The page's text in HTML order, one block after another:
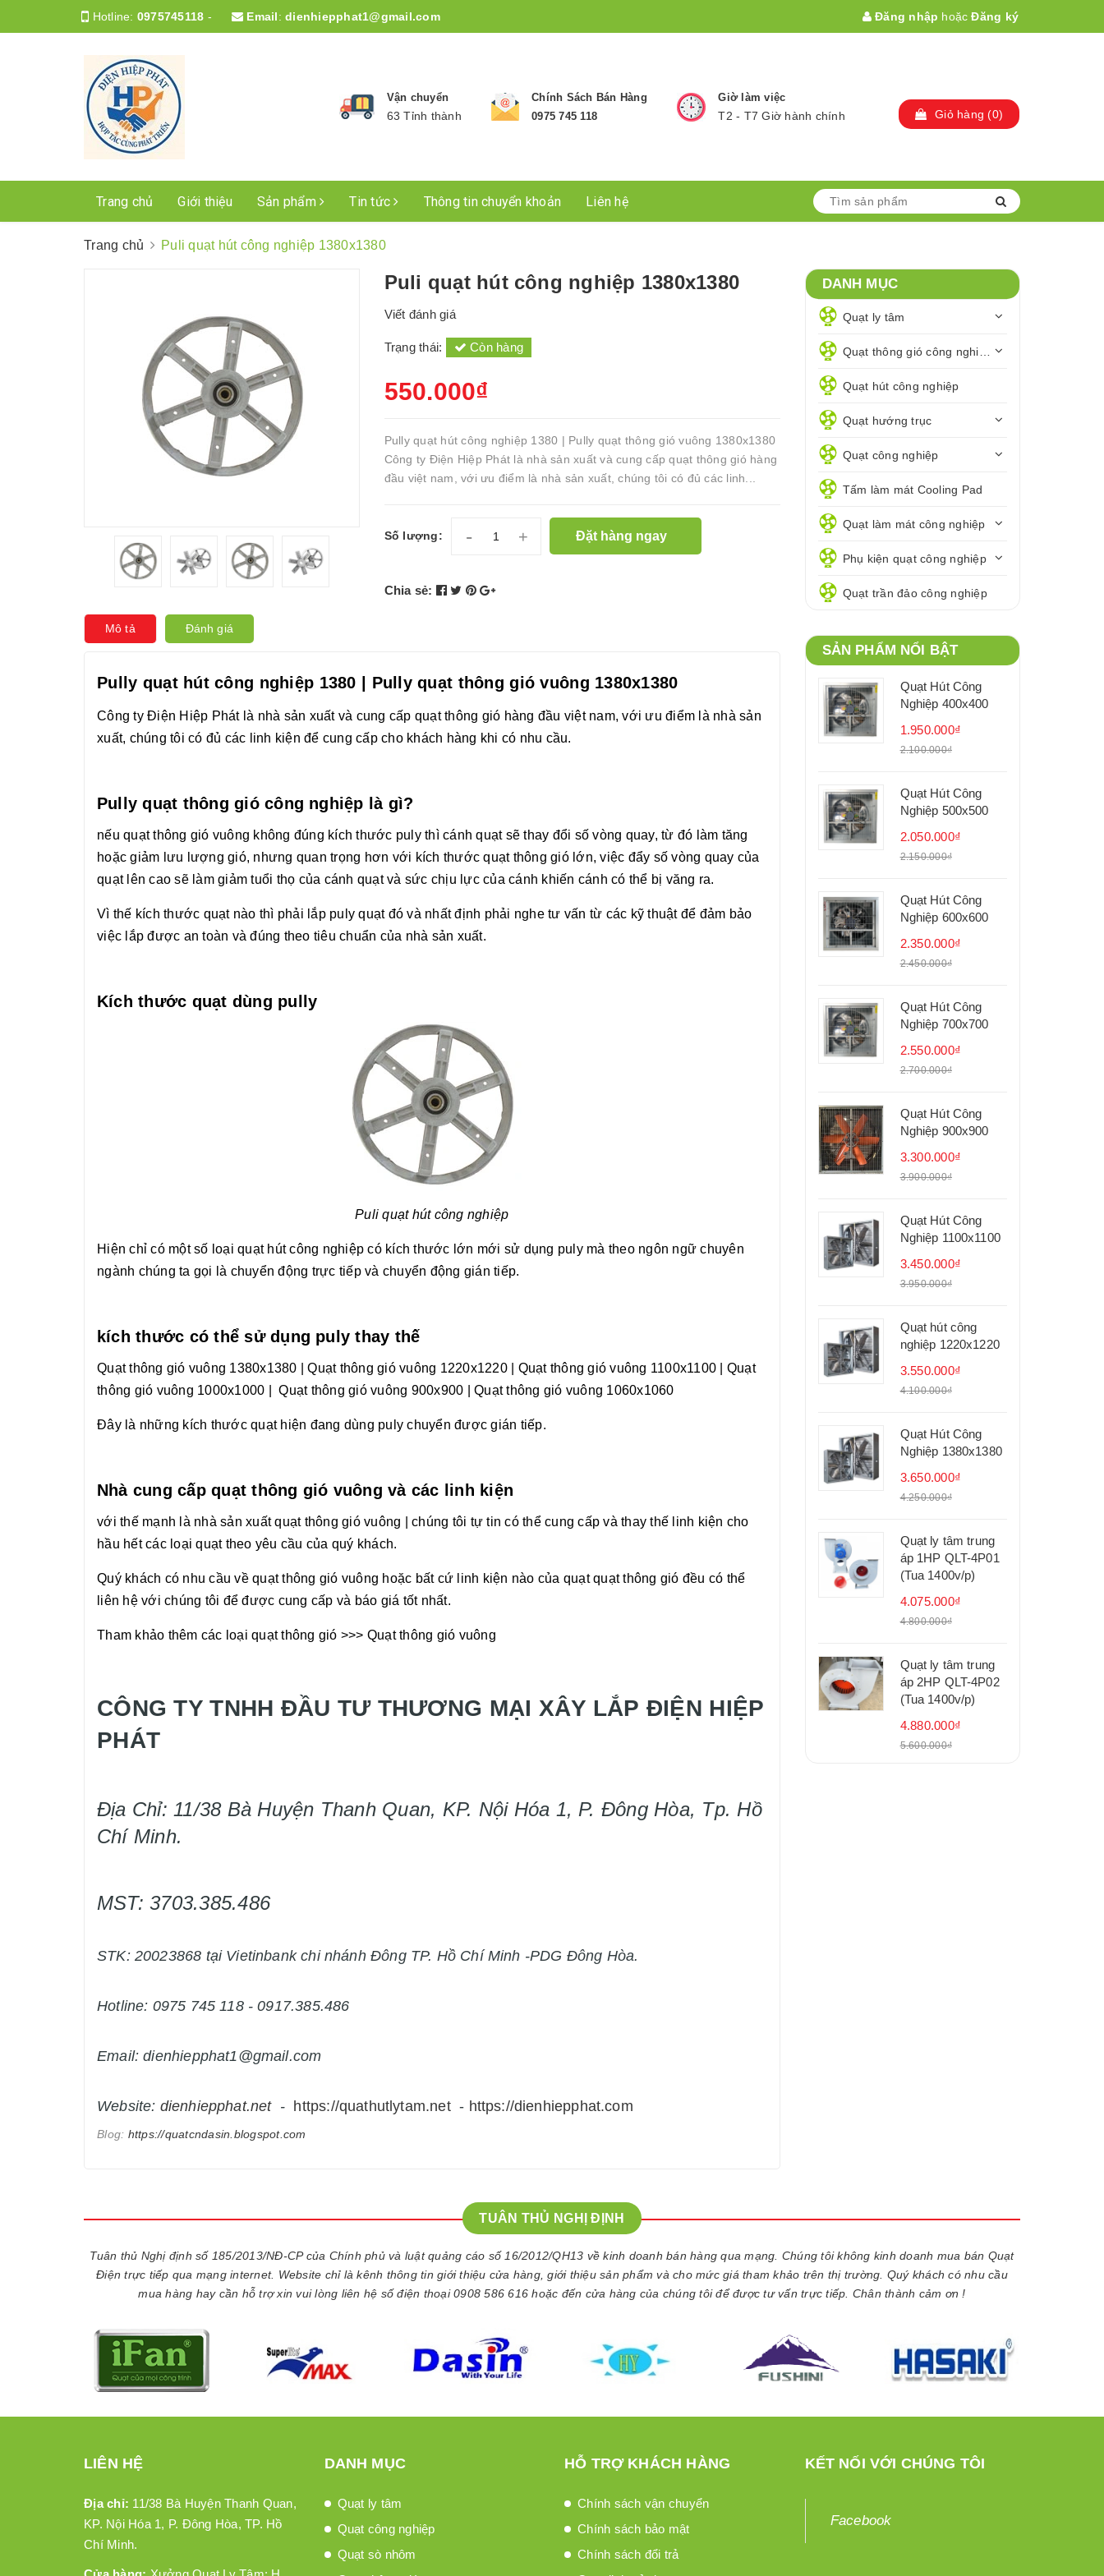
Hotline: 0975745118 - Email: dienhiepphat1@gmail.com Đăng nhập hoặc Đăng ký
Vận chuyển
63 Tỉnh thành
Chính Sách Bán Hàng
0975 745 118
Giờ làm việc
T2 - T7 Giờ hành chính Giỏ hàng (0)
Trang chủ Giới thiệu Sản phẩm Tin tức Thông tin chuyển khoản Liên hệ
Trang chủ Puli quạt hút công nghiệp 1380x1380
Puli quạt hút công nghiệp 1380x1380
Viết đánh giá
Trạng thái: Còn hàng
550.000₫
Pully quạt hút công nghiệp 1380 | Pully quạt thông gió vuông 1380x1380
Công ty Điện Hiệp Phát là nhà sản xuất và cung cấp quạt thông gió hàng
đầu việt nam, với ưu điểm là nhà sản xuất, chúng tôi có đủ các linh...
Số lượng: - + Đặt hàng ngay
Chia sẻ:
Mô tả Đánh giá
Pully quạt hút công nghiệp 1380 | Pully quạt thông gió vuông 1380x1380
Công ty Điện Hiệp Phát là nhà sản xuất và cung cấp quạt thông gió hàng đầu việt nam, với ưu điểm là nhà sản
xuất, chúng tôi có đủ các linh kiện để cung cấp cho khách hàng khi có nhu cầu.
Pully quạt thông gió công nghiệp là gì?
nếu quạt thông gió vuông không đúng kích thước puly thì cánh quạt sẽ thay đổi số vòng quay, từ đó làm tăng
hoặc giảm lưu lượng gió, nhưng quan trọng hơn với kích thước quạt thông gió lớn, việc đẩy số vòng quay của
quạt lên cao sẽ làm giảm tuổi thọ của cánh quạt và sức chịu lực của cánh khiến cánh có thể bị văng ra.
Vì thế kích thước quạt nào thì phải lắp puly quạt đó và nhất định phải nghe tư vấn từ các kỹ thuật để đảm bảo
việc lắp được an toàn và đúng theo tiêu chuẩn của nhà sản xuất.
Kích thước quạt dùng pully
Puli quạt hút công nghiệp
Hiện chỉ có một số loại quạt hút công nghiệp có kích thước lớn mới sử dụng puly mà theo ngôn ngữ chuyên
ngành chúng ta gọi là chuyển động trực tiếp và chuyển động gián tiếp.
kích thước có thể sử dụng puly thay thế
Quạt thông gió vuông 1380x1380 |Quạt thông gió vuông 1220x1220| Quạt thông gió vuông 1100x1100
Quạt
thông gió vuông 1000x1000 |Quạt thông gió vuông 900x900 Quạt thông gió vuông 1060x1060
Đây là những kích thước quạt hiện đang dùng puly chuyển được gián tiếp.
Nhà cung cấp quạt thông gió vuông và các linh kiện
với thế mạnh là nhà sản xuất quạt thông gió vuông | chúng tôi tự tin có thể cung cấp và thay thế linh kiện cho
hầu hết các loại quạt theo yêu cầu của quý khách.
Quý khách có nhu cầu về quạt thông gió vuông hoặc bất cứ linh kiện nào của quạt quạt thông gió đều có thể
liên hệ với chúng tôi để được cung cấp và báo giá tốt nhất.
Tham khảo thêm các loại quạt thông gió >>> Quạt thông gió vuông
CÔNG TY TNHH ĐẦU TƯ THƯƠNG MẠI XÂY LẮP ĐIỆN HIỆP
PHÁT
Địa Chỉ: 11/38 Bà Huyện Thanh Quan, KP. Nội Hóa 1, P. Đông Hòa, Tp. Hồ
Chí Minh.
MST: 3703.385.486
STK: 20023868 tại Vietinbank chi nhánh Đông TP. Hồ Chí Minh -PDG Đông Hòa.
Hotline: 0975 745 118 - 0917.385.486
Email: dienhiepphat1@gmail.com
Website: dienhiepphat.net - https://quathutlytam.net- https://dienhiepphat.com
Blog: https://quatcndasin.blogspot.com
DANH MỤC
Quạt ly tâm
Quạt hút công nghiệp
Quạt hướng trục
Quạt công nghiệp
Tấm làm mát Cooling Pad
Quạt làm mát công nghiệp
Phụ kiện quạt công nghiệp
Quạt trần đảo công nghiệp
SẢN PHẨM NỔI BẬT
Quạt Hút Công
Nghiệp 400x400
1.950.000₫
2.100.000₫
Quạt Hút Công
Nghiệp 500x500
2.050.000₫
2.150.000₫
Quạt Hút Công
Nghiệp 600x600
2.350.000₫
2.450.000₫
Quạt Hút Công
Nghiệp 700x700
2.550.000₫
2.700.000₫
Quạt Hút Công
Nghiệp 900x900
3.300.000₫
3.900.000₫
Quạt Hút Công
Nghiệp 1100x1100
3.450.000₫
3.950.000₫
Quạt hút công
nghiệp 1220x1220
3.550.000₫
4.100.000₫
Quạt Hút Công
Nghiệp 1380x1380
3.650.000₫
4.250.000₫
Quạt ly tâm trung
áp 1HP QLT-4P01
(Tua 1400v/p)
4.075.000₫
4.800.000₫
Quạt ly tâm trung
áp 2HP QLT-4P02
(Tua 1400v/p)
4.880.000₫
5.600.000₫
TUÂN THỦ NGHỊ ĐỊNH
Tuân thủ Nghị định số 185/2013/NĐ-CP của Chính phủ và luật quảng cáo số 16/2012/QH13 về kinh doanh bán hàng qua mạng. Chúng tôi không kinh doanh mua bán Quạt
Điện trực tiếp qua mạng internet. Website chỉ là kênh thông tin giới thiệu cửa hàng, giới thiệu sản phẩm và cho mức giá tham khảo trên thị trường. Quý khách có nhu cầu
mua hàng hay cần hỗ trợ xin vui lòng liên hệ số điện thoại 0908 586 616 hoặc đến cửa hàng của chúng tôi để được tư vấn trực tiếp. Chân thành cảm ơn !
LIÊN HỆ
Địa chỉ: 11/38 Bà Huyện Thanh Quan,
KP. Nội Hóa 1, P. Đông Hòa, TP. Hồ
Chí Minh.
DANH MỤC
Quạt ly tâm
Quạt công nghiệp
Quạt sò nhôm
HỖ TRỢ KHÁCH HÀNG
Chính sách vận chuyển
Chính sách bảo mật
Chính sách đổi trả
KẾT NỐI VỚI CHÚNG TÔI
Facebook